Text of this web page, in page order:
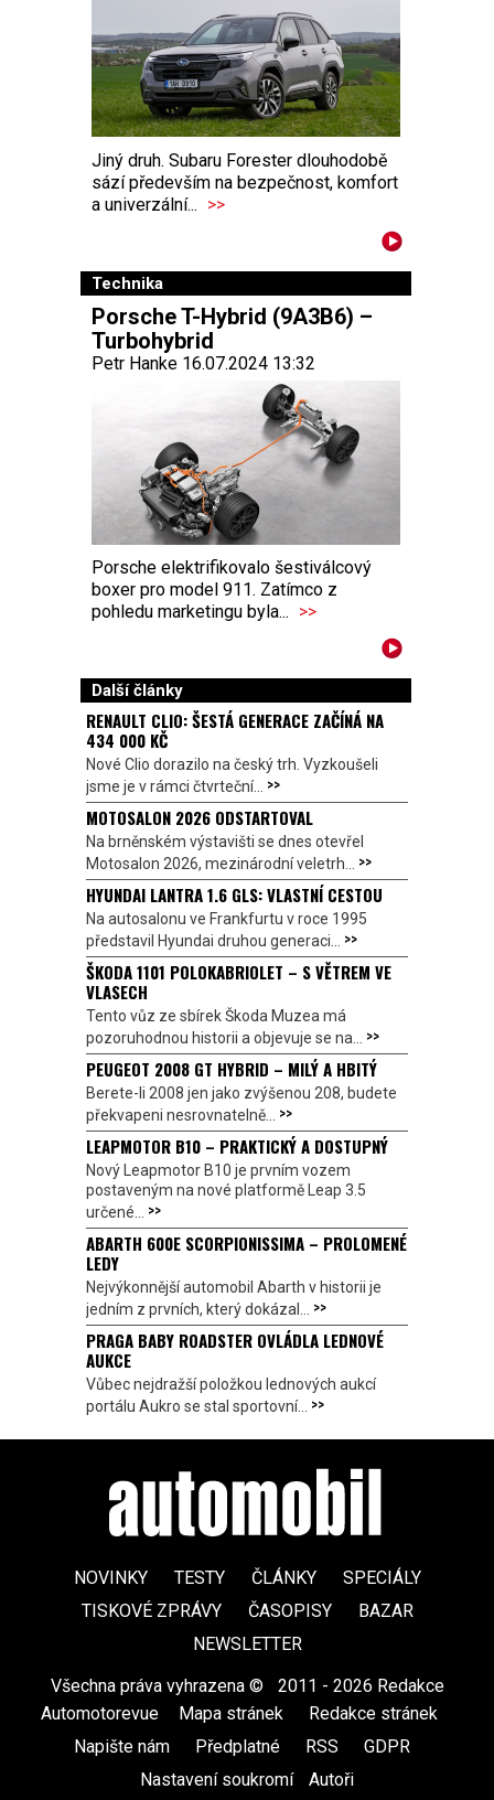
Jiný druh. Subaru Forester dlouhodobě
sází především na bezpečnost, komfort
a univerzální... >>
Technika
Porsche T-Hybrid (9A3B6) –
Turbohybrid
Petr Hanke 16.07.2024 13:32
Porsche elektrifikovalo šestiválcový
boxer pro model 911. Zatímco z
pohledu marketingu byla... >>
Další články
RENAULT CLIO: ŠESTÁ GENERACE ZAČÍNÁ NA
434 000 KČ
Nové Clio dorazilo na český trh. Vyzkoušeli
jsme je v rámci čtvrteční... >>
MOTOSALON 2026 ODSTARTOVAL
Na brněnském výstavišti se dnes otevřel
Motosalon 2026, mezinárodní veletrh... >>
HYUNDAI LANTRA 1.6 GLS: VLASTNÍ CESTOU
Na autosalonu ve Frankfurtu v roce 1995
představil Hyundai druhou generaci... >>
ŠKODA 1101 POLOKABRIOLET – S VĚTREM VE
VLASECH
Tento vůz ze sbírek Škoda Muzea má
pozoruhodnou historii a objevuje se na... >>
PEUGEOT 2008 GT HYBRID – MILÝ A HBITÝ
Berete-li 2008 jen jako zvýšenou 208, budete
překvapeni nesrovnatelně... >>
LEAPMOTOR B10 – PRAKTICKÝ A DOSTUPNÝ
Nový Leapmotor B10 je prvním vozem
postaveným na nové platformě Leap 3.5
určené... >>
ABARTH 600E SCORPIONISSIMA – PROLOMENÉ
LEDY
Nejvýkonnější automobil Abarth v historii je
jedním z prvních, který dokázal... >>
PRAGA BABY ROADSTER OVLÁDLA LEDNOVÉ
AUKCE
Vůbec nejdražší položkou lednových aukcí
portálu Aukro se stal sportovní... >>
NOVINKY TESTY ČLÁNKY
SPECIÁLY
TISKOVÉ ZPRÁVY
ČASOPISY
BAZAR
NEWSLETTER
Všechna práva vyhrazena ©
2011 - 2026 Redakce
Automotorevue
Mapa stránek Redakce stránek
Napište nám
Předplatné RSS GDPR
Nastavení soukromí
Autoři